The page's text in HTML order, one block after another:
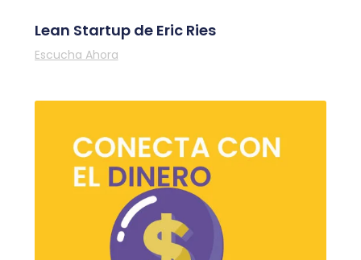
Lean Startup de Eric Ries
Escucha Ahora